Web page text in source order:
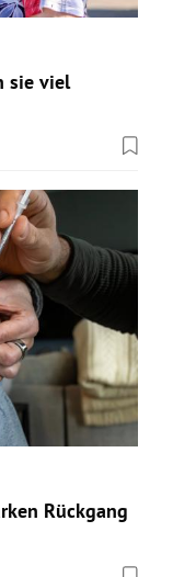
sie viel
Rückgang